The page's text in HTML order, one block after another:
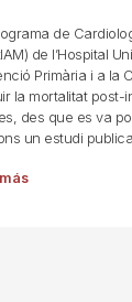
de
de l’Hospital
Primària i a la
la mortalitat post-
des que es va
un estudi